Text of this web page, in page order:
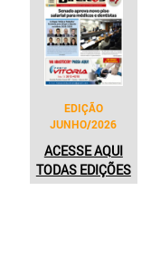
EDIÇÃO
JUNHO/2026
ACESSE AQUI
TODAS EDIÇÕES